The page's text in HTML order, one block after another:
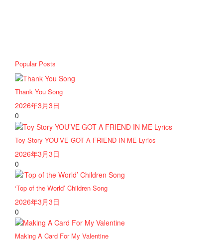
Popular Posts
Thank You Song
2026年3月3日
0
Toy Story YOU’VE GOT A FRIEND IN ME Lyrics
2026年3月3日
0
‘Top of the World’ Children Song
2026年3月3日
0
Making A Card For My Valentine